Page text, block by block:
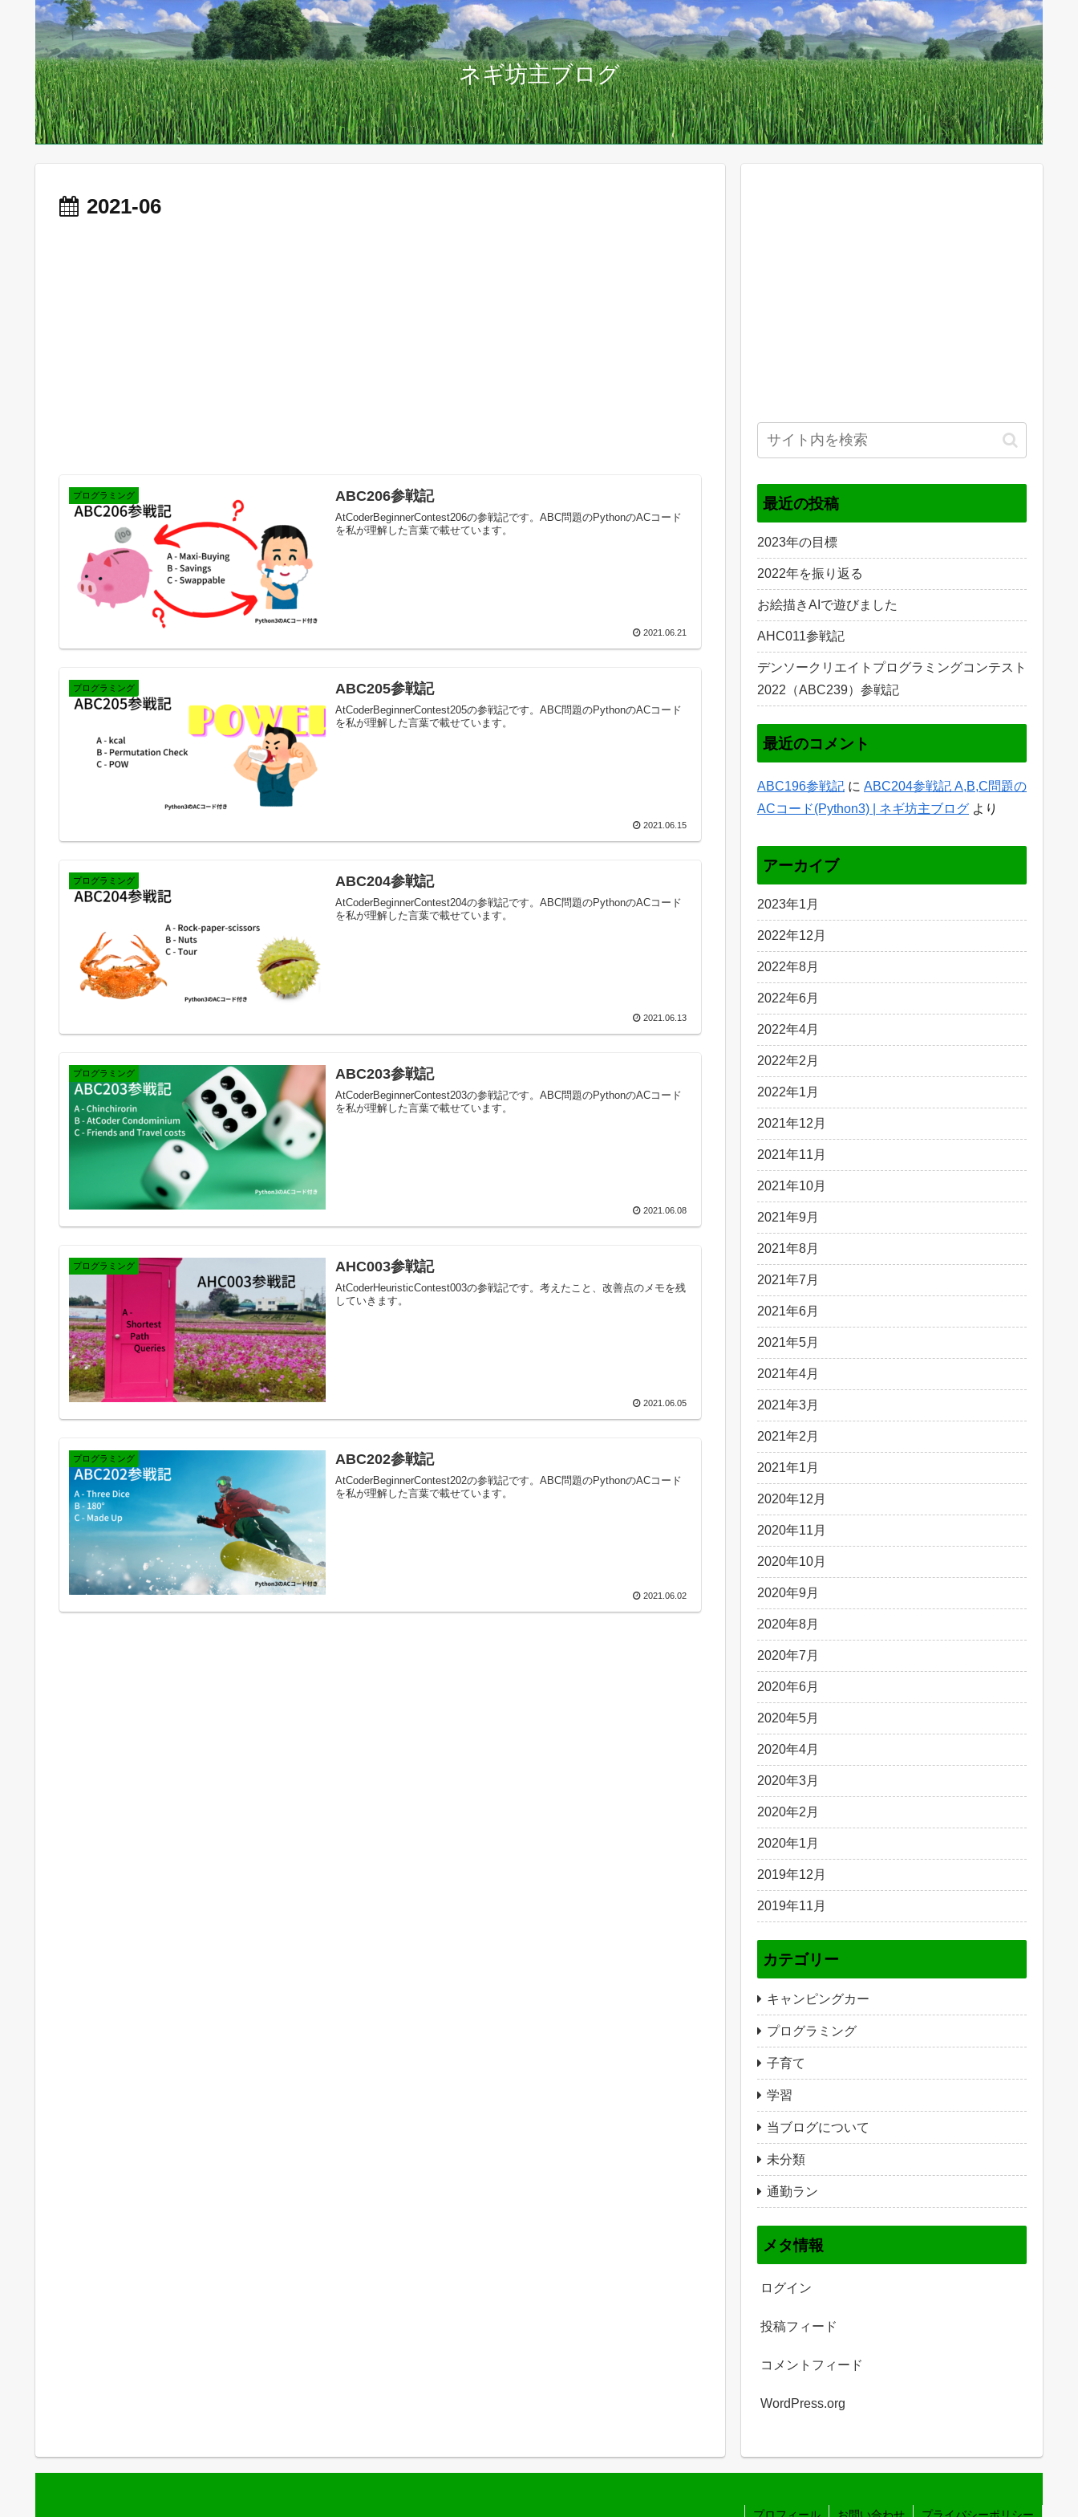
ネギ坊主ブログ
2021-06
プログラミング ABC206参戦記
AtCoderBeginnerContest206の参戦記です。ABC問題のPythonのACコード
を私が理解した言葉で載せています。
2021.06.21
プログラミング ABC205参戦記
AtCoderBeginnerContest205の参戦記です。ABC問題のPythonのACコード
を私が理解した言葉で載せています。
2021.06.15
プログラミング ABC204参戦記
AtCoderBeginnerContest204の参戦記です。ABC問題のPythonのACコード
を私が理解した言葉で載せています。
2021.06.13
プログラミング ABC203参戦記
AtCoderBeginnerContest203の参戦記です。ABC問題のPythonのACコード
を私が理解した言葉で載せています。
2021.06.08
プログラミング AHC003参戦記
AtCoderHeuristicContest003の参戦記です。考えたこと、改善点のメモを残
していきます。
2021.06.05
プログラミング ABC202参戦記
AtCoderBeginnerContest202の参戦記です。ABC問題のPythonのACコード
を私が理解した言葉で載せています。
2021.06.02
最近の投稿
2023年の目標
2022年を振り返る
お絵描きAIで遊びました
AHC011参戦記
デンソークリエイトプログラミングコンテスト
2022（ABC239）参戦記
最近のコメント
ABC196参戦記 に ABC204参戦記 A,B,C問題の
ACコード(Python3) | ネギ坊主ブログ より
アーカイブ
2023年1月
2022年12月
2022年8月
2022年6月
2022年4月
2022年2月
2022年1月
2021年12月
2021年11月
2021年10月
2021年9月
2021年8月
2021年7月
2021年6月
2021年5月
2021年4月
2021年3月
2021年2月
2021年1月
2020年12月
2020年11月
2020年10月
2020年9月
2020年8月
2020年7月
2020年6月
2020年5月
2020年4月
2020年3月
2020年2月
2020年1月
2019年12月
2019年11月
カテゴリー
キャンピングカー
プログラミング
子育て
学習
当ブログについて
未分類
通勤ラン
メタ情報
ログイン
投稿フィード
コメントフィード
WordPress.org